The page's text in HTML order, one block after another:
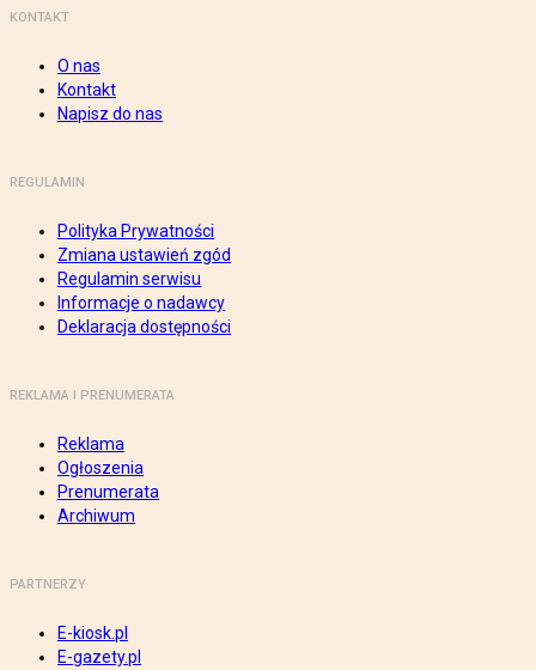
KONTAKT
O nas
Kontakt
Napisz do nas
REGULAMIN
Polityka Prywatności
Zmiana ustawień zgód
Regulamin serwisu
Informacje o nadawcy
Deklaracja dostępności
REKLAMA I PRENUMERATA
Reklama
Ogłoszenia
Prenumerata
Archiwum
PARTNERZY
E-kiosk.pl
E-gazety.pl